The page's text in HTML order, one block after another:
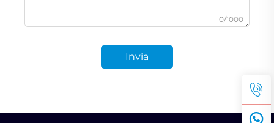
0/1000
Invia